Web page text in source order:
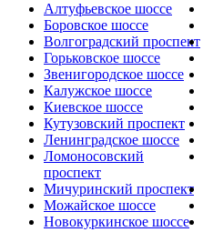
Алтуфьевское шоссе
Боровское шоссе
Волгоградский проспект
Горьковское шоссе
Звенигородское шоссе
Калужское шоссе
Киевское шоссе
Кутузовский проспект
Ленинградское шоссе
Ломоносовский
проспект
Мичуринский проспект
Можайское шоссе
Новокуркинское шоссе